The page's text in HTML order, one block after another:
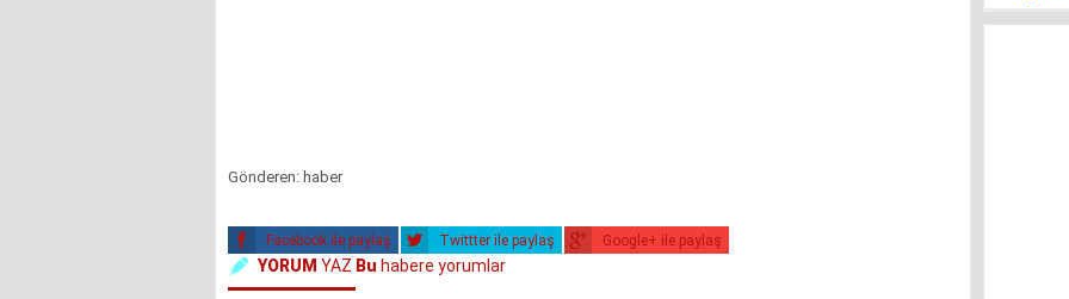
Gönderen: haber
Facebook ile paylaş Twittter ile paylaş Google+ ile paylaş
YORUM YAZ Bu habere yorumlar